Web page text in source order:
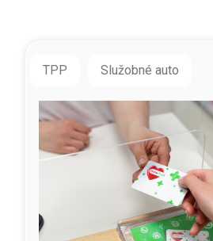
TPP Služobné auto